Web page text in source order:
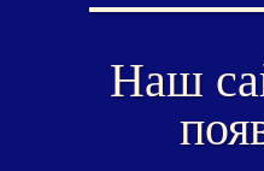
Наш